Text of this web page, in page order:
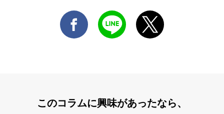
このコラムに興味があったなら、